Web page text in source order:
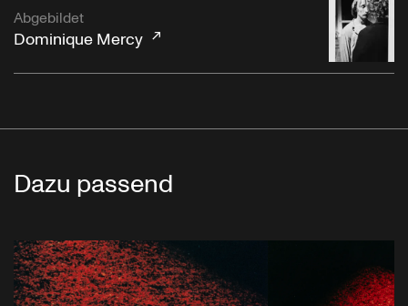
Abgebildet
Dominique Mercy
Dazu passend